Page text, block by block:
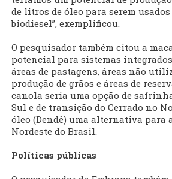
de litros de óleo para serem
biodiesel”, exemplificou.
O pesquisador também citou a
potencial para sistemas
áreas de pastagens, áreas não
produção de grãos e áreas de
canola seria uma opção de
Sul e de transição do Cerrado no
óleo (Dendê) uma alternativa para
Nordeste do Brasil.
Políticas públicas